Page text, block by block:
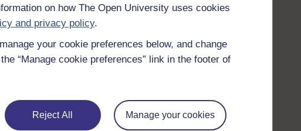
on how The Open University uses cookies
and privacy policy.
your cookie preferences below, and change
“Manage cookie preferences” link in the footer of
Reject All Manage your cookies